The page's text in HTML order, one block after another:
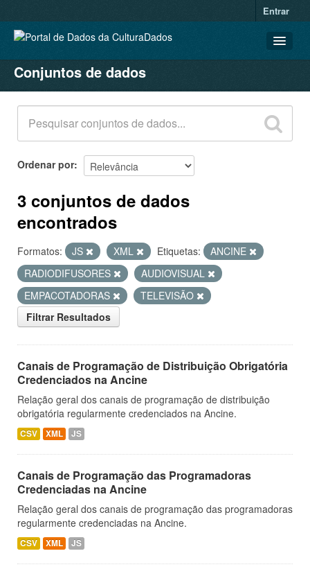
Entrar
CONJUNTOS DE DADOS
ORGANIZAÇÕES
GRUPOS
SOBRE
Conjuntos de dados
Ordenar por
3 conjuntos de dados
encontrados
Formatos: JS XML Etiquetas:
ANCINE
RADIODIFUSORES
AUDIOVISUAL
EMPACOTADORAS
TELEVISÃO
Filtrar Resultados
Canais de Programação de Distribuição Obrigatória
Credenciados na Ancine
Relação geral dos canais de programação de distribuição
obrigatória regularmente credenciados na Ancine.
CSV XML JS
Canais de Programação das Programadoras
Credenciadas na Ancine
Relação geral dos canais de programação das programadoras
regularmente credenciadas na Ancine.
CSV XML JS